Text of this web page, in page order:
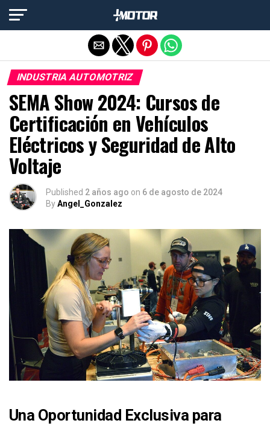
INDUSTRIA AUTOMOTRIZ
SEMA Show 2024: Cursos de
Certificación en Vehículos
Eléctricos y Seguridad de Alto
Voltaje
Published 2 años ago on 6 de agosto de 2024
ByAngel_Gonzalez
Una Oportunidad Exclusiva para
Salir de la versión móvil